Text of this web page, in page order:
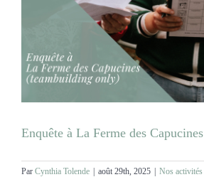
Enquête à La Ferme des Capucines
Par Cynthia Tolende | août 29th, 2025 | Nos activités